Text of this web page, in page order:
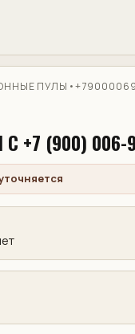
ПУЛЫ •
+7 (900) 006-